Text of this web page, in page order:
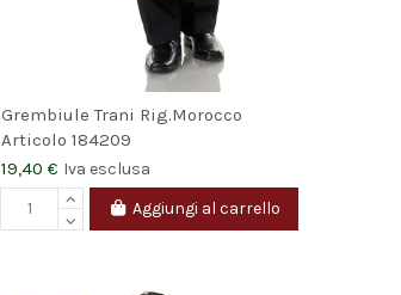
Grembiule Trani Rig.Morocco
Articolo184209
19,40 € Iva esclusa
Aggiungi al carrello